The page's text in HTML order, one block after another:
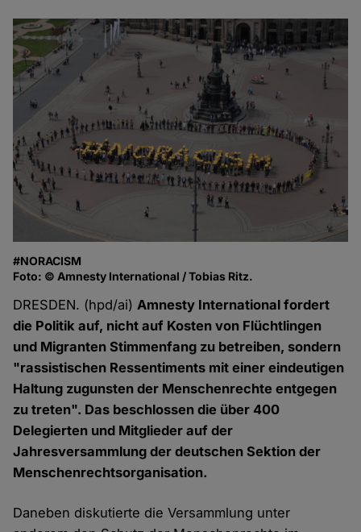
#NORACISM
Foto: © Amnesty International / Tobias Ritz.
DRESDEN. (hpd/ai)Amnesty International fordert
die Politik auf, nicht auf Kosten von Flüchtlingen
und Migranten Stimmenfang zu betreiben, sondern
"rassistischen Ressentiments mit einer eindeutigen
Haltung zugunsten der Menschenrechte entgegen
zu treten". Das beschlossen die über 400
Delegierten und Mitglieder auf der
Jahresversammlung der deutschen Sektion der
Menschenrechtsorganisation.
Daneben diskutierte die Versammlung unter